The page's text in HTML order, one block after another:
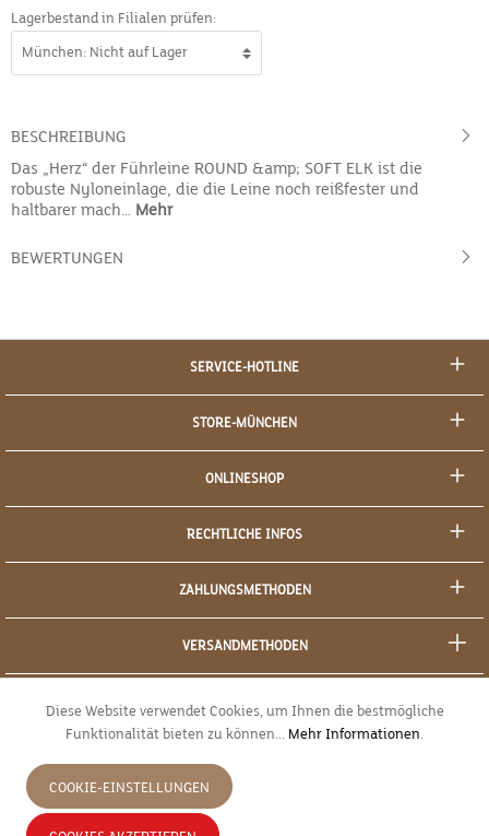
Lagerbestand in Filialen prüfen:
BESCHREIBUNG
Das „Herz“ der Führleine ROUND &amp; SOFT ELK ist die
robuste Nyloneinlage, die die Leine noch reißfester und
haltbarer mach… Mehr
BEWERTUNGEN
SERVICE-HOTLINE
STORE-MÜNCHEN
ONLINESHOP
RECHTLICHE INFOS
ZAHLUNGSMETHODEN
VERSANDMETHODEN
JETZT WIDERRUFEN
Diese Website verwendet Cookies, um Ihnen die bestmögliche
Funktionalität bieten zu können... Mehr Informationen.
COOKIE-EINSTELLUNGEN